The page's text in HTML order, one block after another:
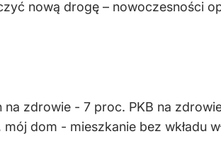
nową drogę – nowoczesności
zdrowie - 7 proc. PKB na
dom - mieszkanie bez wkładu